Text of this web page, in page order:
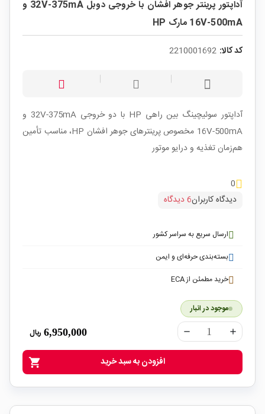
آداپتور پرینتر جوهر افشان با خروجی دوبل 32V-375mA و
16V-500mA مارک HP
کد کالا: 2210001692
آداپتور سوئیچینگ بین راهی HP با دو خروجی 32V-375mA و
16V-500mA مخصوص پرینترهای جوهر افشان HP، مناسب تأمین
هم‌زمان تغذیه و درایو موتور
0
دیدگاه کاربران6 دیدگاه
ارسال سریع به سراسر کشور
بسته‌بندی حرفه‌ای و ایمن
خرید مطمئن از ECA
موجود در انبار
remove add
6,950,000 ریال
shopping_cart افزودن به سبد خرید